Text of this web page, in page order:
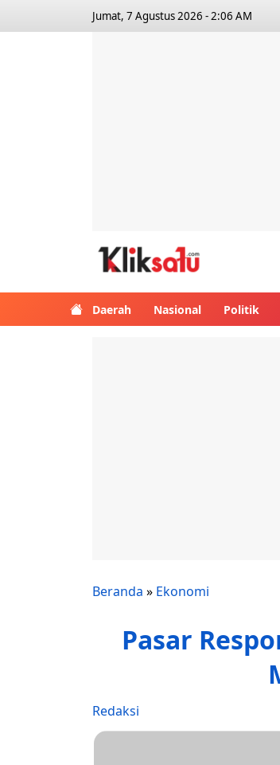
Jumat, 7 Agustus 2026 - 2:06 AM
Daerah Nasional Politik
Beranda » Ekonomi
Pasar
Redaksi